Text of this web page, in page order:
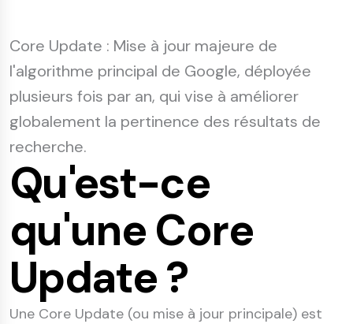
Core Update : Mise à jour majeure de
l'algorithme principal de Google, déployée
plusieurs fois par an, qui vise à améliorer
globalement la pertinence des résultats de
recherche.
Qu'est-ce
qu'une Core
Update ?
Une Core Update (ou mise à jour principale) est